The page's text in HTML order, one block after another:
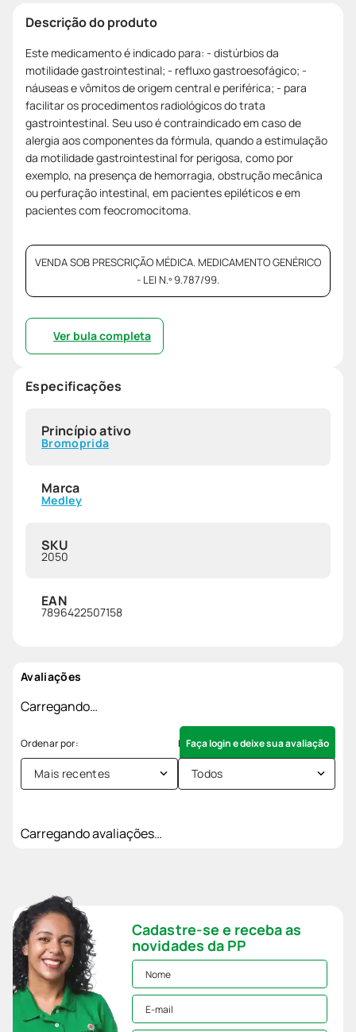
Descrição do produto
Este medicamento é indicado para: - distúrbios da
motilidade gastrointestinal; - refluxo gastroesofágico; -
náuseas e vômitos de origem central e periférica; - para
facilitar os procedimentos radiológicos do trata
gastrointestinal. Seu uso é contraindicado em caso de
alergia aos componentes da fórmula, quando a estimulação
da motilidade gastrointestinal for perigosa, como por
exemplo, na presença de hemorragia, obstrução mecânica
ou perfuração intestinal, em pacientes epiléticos e em
pacientes com feocromocitoma.
VENDA SOB PRESCRIÇÃO MÉDICA. MEDICAMENTO GENÉRICO
- LEI N.º 9.787/99.
Ver bula completa
Especificações
Princípio ativo
Bromoprida
Marca
Medley
SKU
2050
EAN
7896422507158
Avaliações
Carregando…
Faça login e deixe sua avaliação
Mais recentes Todos
Carregando avaliações…
Cadastre-se e receba as
novidades da PP